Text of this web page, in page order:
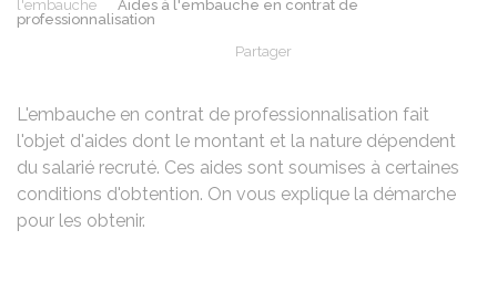
l'embauche
Aides à l'embauche en contrat de
professionnalisation
Partager
L'embauche en contrat de professionnalisation fait
l'objet d'aides dont le montant et la nature dépendent
du salarié recruté. Ces aides sont soumises à certaines
conditions d'obtention. On vous explique la démarche
pour les obtenir.